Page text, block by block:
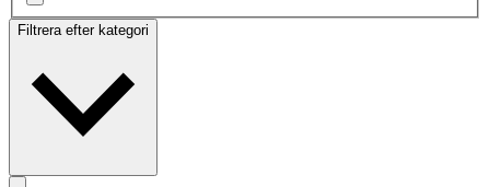
Filtrera efter kategori